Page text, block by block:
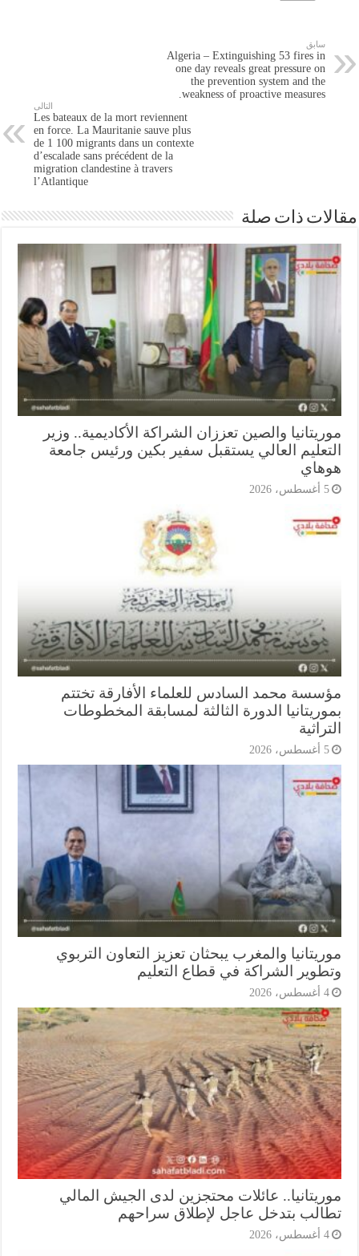
Algeria – Extinguishing 53 fires in
one day reveals great pressure on
the prevention system and the
weakness of proactive measures.
Les bateaux de la mort reviennent
en force. La Mauritanie sauve plus
de 1 100 migrants dans un contexte
d’escalade sans précédent de la
migration clandestine à travers
l’Atlantique
ذات صلة
والصين تعززان الشراكة الأكاديمية.. وزير
العالي يستقبل سفير بكين ورئيس جامعة
محمد السادس للعلماء الأفارقة تختتم
الدورة الثالثة لمسابقة المخطوطات
والمغرب يبحثان تعزيز التعاون التربوي
الشراكة في قطاع التعليم
عائلات محتجزين لدى الجيش المالي
بتدخل عاجل لإطلاق سراحهم